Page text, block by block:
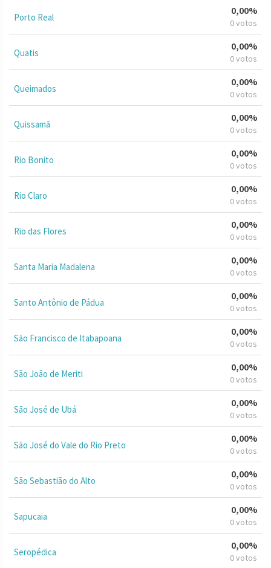
Porto Real
0,00%
0 votos
Quatis
0,00%
0 votos
Queimados
0,00%
0 votos
Quissamã
0,00%
0 votos
Rio Bonito
0,00%
0 votos
Rio Claro
0,00%
0 votos
Rio das Flores
0,00%
0 votos
Santa Maria Madalena
0,00%
0 votos
Santo Antônio de Pádua
0,00%
0 votos
São Francisco de Itabapoana
0,00%
0 votos
São João de Meriti
0,00%
0 votos
São José de Ubá
0,00%
0 votos
São José do Vale do Rio Preto
0,00%
0 votos
São Sebastião do Alto
0,00%
0 votos
Sapucaia
0,00%
0 votos
Seropédica
0,00%
0 votos